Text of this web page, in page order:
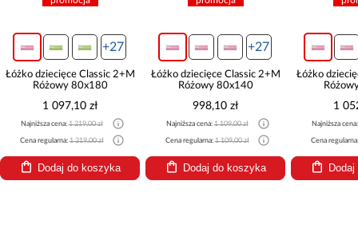
+27
dziecięce Classic 2+M
Różowy 80x180
1 097,10 zł
Najniższa cena:1 219,00 zł
Cena regularna: 1 219,00 zł
Dodaj do koszyka
+27
Łóżko dziecięce Classic 2+M
Różowy 80x140
998,10 zł
Najniższa cena:1 109,00 zł
Cena regularna: 1 109,00 zł
Dodaj do koszyka
Łóżko dziecięce
Różowy
1
Najniższa cena:1
Cena regularna: 1
Dodaj do